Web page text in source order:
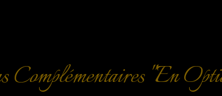
Complémentaires "En